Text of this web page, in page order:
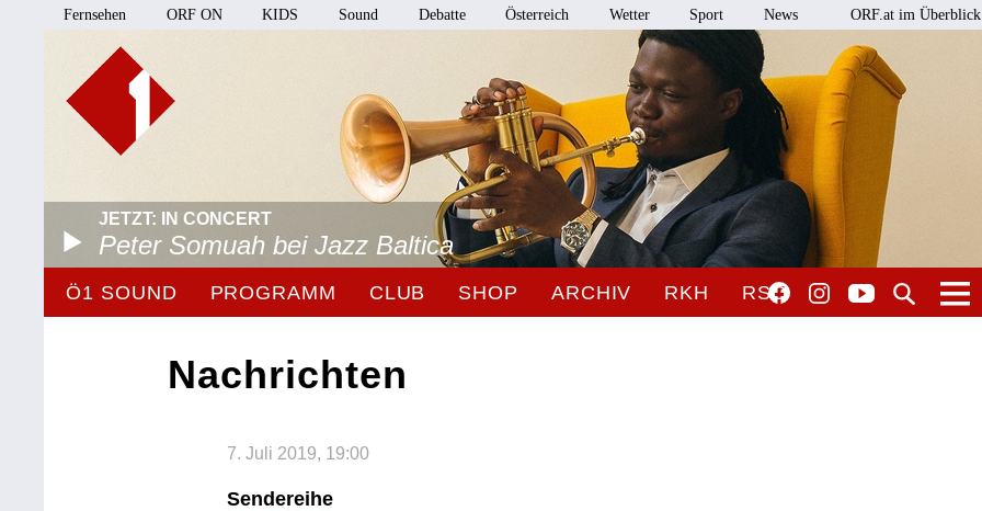
Fernsehen ORF ON KIDS Sound Debatte Österreich Wetter Sport News ORF.at im Überblick
JETZT: IN CONCERT
Peter Somuah bei Jazz Baltica
Ö1 SOUND PROGRAMM CLUB SHOP ARCHIV RKH RSO
Nachrichten
7. Juli 2019, 19:00
Sendereihe